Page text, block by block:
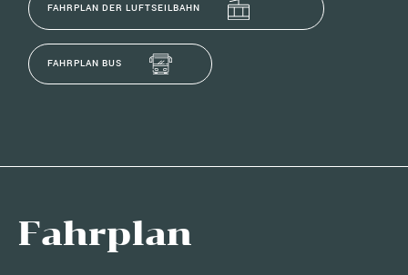
FAHRPLAN DER LUFTSEILBAHN
FAHRPLAN BUS
Fahrplan